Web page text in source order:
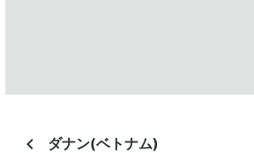
ダナン(ベトナム)